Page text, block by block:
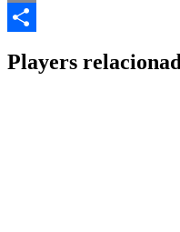
Email
Players